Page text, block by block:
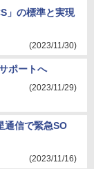
」の標準と実現
(2023/11/30)
ポートへ
(2023/11/29)
通信で緊急SO
(2023/11/16)